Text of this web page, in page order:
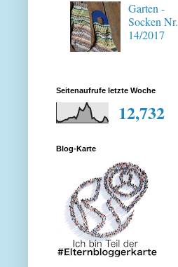
Garten -
Socken Nr.
14/2017
Seitenaufrufe letzte Woche
12,732
Blog-Karte